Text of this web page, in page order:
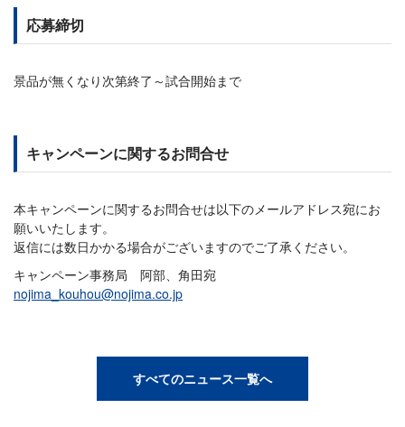
応募締切
景品が無くなり次第終了～試合開始まで
キャンペーンに関するお問合せ
本キャンペーンに関するお問合せは以下のメールアドレス宛にお
願いいたします。
返信には数日かかる場合がございますのでご了承ください。
キャンペーン事務局 阿部、角田宛
nojima_kouhou@nojima.co.jp
すべてのニュース一覧へ